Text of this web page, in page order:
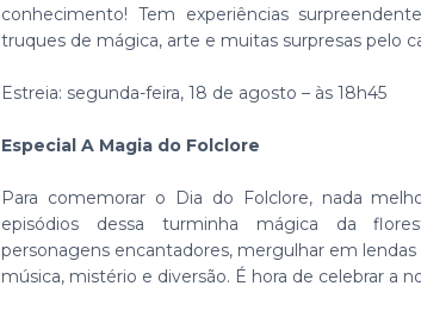
conhecimento! Tem experiências
truques de mágica, arte e muitas surpresas pelo
Estreia: segunda-feira, 18 de agosto – às 18h45
Especial A Magia do Folclore
Para comemorar o Dia do Folclore, nada
episódios dessa turminha mágica da
personagens encantadores, mergulhar em
música, mistério e diversão. É hora de celebrar a